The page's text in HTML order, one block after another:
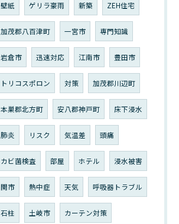
壁紙 ゲリラ豪雨 新築 ZEH住宅
加茂郡八百津町 一宮市 専門知識
岩倉市 迅速対応 江南市 豊田市
トリコスポロン 対策 加茂郡川辺町
本巣郡北方町 安八郡神戸町 床下浸水
肺炎 リスク 気温差 頭痛
カビ菌検査 部屋 ホテル 浸水被害
関市 熱中症 天気 呼吸器トラブル
石柱 土岐市 カーテン対策